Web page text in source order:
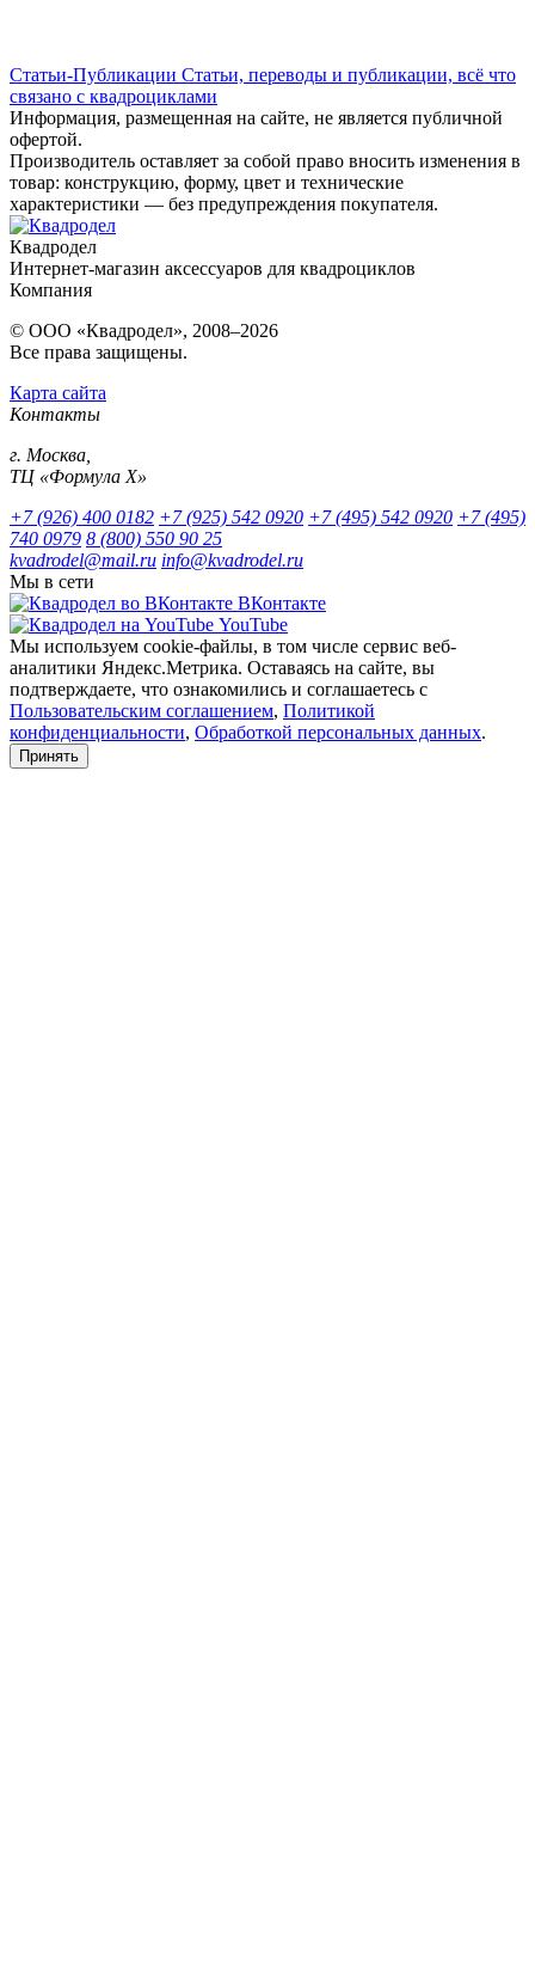
Статьи-Публикации Статьи, переводы и публикации, всё что
связано с квадроциклами
Информация, размещенная на сайте, не является публичной
офертой.
Производитель оставляет за собой право вносить изменения в
товар: конструкцию, форму, цвет и технические
характеристики — без предупреждения покупателя.
Квадродел
Интернет-магазин аксессуаров для квадроциклов
Компания
© ООО «Квадродел», 2008–2026
Все права защищены.
Карта сайта
Контакты
г. Москва,
ТЦ «Формула Х»
+7 (926) 400 0182 +7 (925) 542 0920 +7 (495) 542 0920 +7 (495)
740 0979 8 (800) 550 90 25
kvadrodel@mail.ru info@kvadrodel.ru
Мы в сети
ВКонтакте
YouTube
Мы используем cookie-файлы, в том числе сервис веб-
аналитики Яндекс.Метрика. Оставаясь на сайте, вы
подтверждаете, что ознакомились и соглашаетесь с
Пользовательским соглашением, Политикой
конфиденциальности, Обработкой персональных данных.
Принять